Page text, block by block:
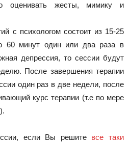
оценивать жесты, мимику и
с психологом состоит из 15-25
60 минут один или два раза в
депрессия, то сессии будут
После завершения терапии
один раз в две недели, после
курс терапии (т.е по мере
если Вы решите все таки